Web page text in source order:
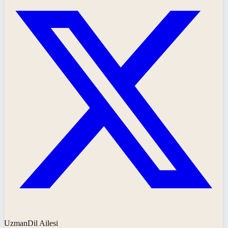
UzmanDil Ailesi